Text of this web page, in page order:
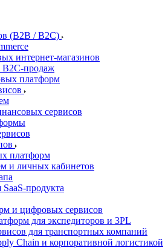
(B2B / B2C)
интернет-магазинов
B2C-продаж
платформ
сервисов
платформ
и личных кабинетов
продукта
и цифровых сервисов
для экспедиторов и 3PL
для транспортных компаний
Chain и корпоративной логистикой